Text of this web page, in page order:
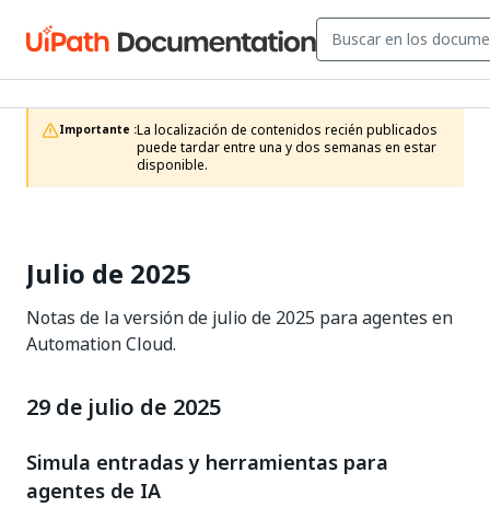
Importante :La localización de contenidos recién publicados
puede tardar entre una y dos semanas en estar
disponible.
Julio de 2025
Notas de la versión de julio de 2025 para agentes en
Automation Cloud.
29 de julio de 2025
Simula entradas y herramientas para
agentes de IA